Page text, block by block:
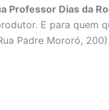
Professor Dias da
E para quem
Padre Mororó,